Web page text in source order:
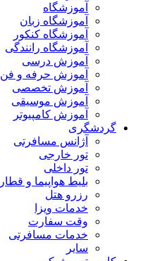
آموزشگاه
آموزشگاه زبان
آموزشگاه کنکور
آموزشگاه رانندگی
آموزش درسی
آموزش حرفه و فن
آموزش تخصصی
آموزش موسیقی
آموزش کامپیوتر
گردشگری
آژانس مسافرتی
تور خارجی
تور داخلی
بلیط هواپیما و قطار
رزرو هتل
خدمات ویزا
وقت سفارت
خدمات مسافرتی
سایر